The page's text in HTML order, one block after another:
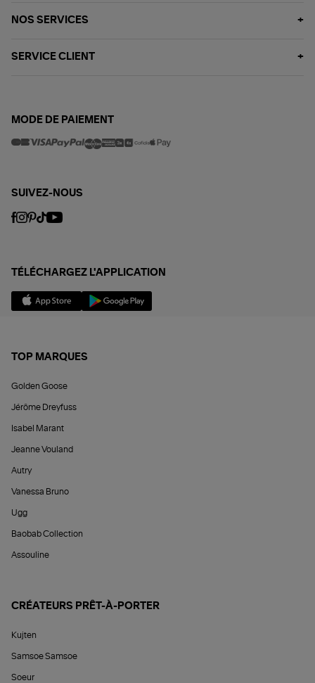
NOS SERVICES
SERVICE CLIENT
MODE DE PAIEMENT
SUIVEZ-NOUS
TÉLÉCHARGEZ L'APPLICATION
TOP MARQUES
Golden Goose
Jérôme Dreyfuss
Isabel Marant
Jeanne Vouland
Autry
Vanessa Bruno
Ugg
Baobab Collection
Assouline
CRÉATEURS PRÊT-À-PORTER
Kujten
Samsoe Samsoe
Soeur